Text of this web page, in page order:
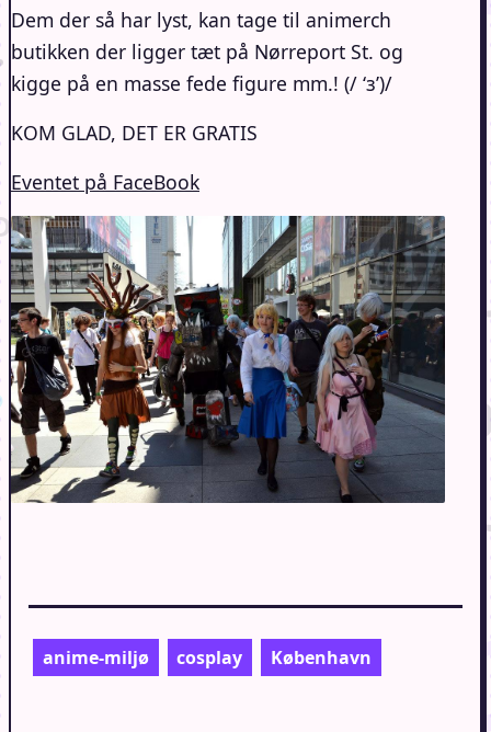
Dem der så har lyst, kan tage til animerch
butikken der ligger tæt på Nørreport St. og
kigge på en masse fede figure mm.! (/ ‘з’)/
KOM GLAD, DET ER GRATIS
Eventet på FaceBook
anime-miljø cosplay København